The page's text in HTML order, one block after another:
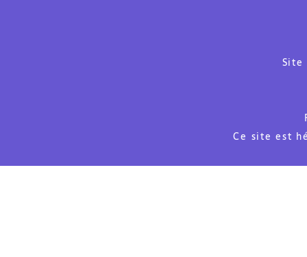
Site
Ce site est